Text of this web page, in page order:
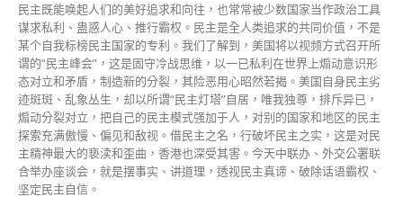
民主既能唤起人们的美好追求和向往，也常常被少数国家当作政治工具
谋求私利、蛊惑人心、推行霸权。民主是全人类追求的共同价值，不是
某个自我标榜民主国家的专利。我们了解到，美国将以视频方式召开所
谓的“民主峰会”，这是固守冷战思维，以一已私利在世界上煽动意识形
态对立和矛盾，制造新的分裂，其险恶用心昭然若揭。美国自身民主劣
迹斑斑、乱象丛生，却以所谓“民主灯塔”自居，唯我独尊，排斥异已，
煽动分裂对立，把自己的民主模式强加于人，对别的国家和地区的民主
探索充满傲慢、偏见和敌视。借民主之名，行破坏民主之实，这是对民
主精神最大的亵渎和歪曲，香港也深受其害。今天中联办、外交公署联
合举办座谈会，就是摆事实、讲道理，透视民主真谛、破除话语霸权、
坚定民主自信。